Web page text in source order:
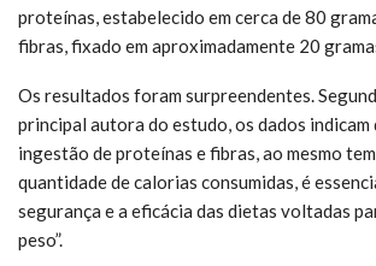
proteínas, estabelecido em cerca de 80
fibras, fixado em aproximadamente 20
Os resultados foram surpreendentes.
principal autora do estudo, os dados indicam
ingestão de proteínas e fibras, ao mesmo
quantidade de calorias consumidas, é
segurança e a eficácia das dietas voltadas
peso”.